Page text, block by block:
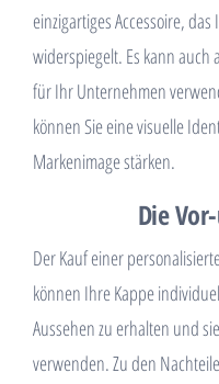
einzigartiges Accessoire,
widerspiegelt. Es kann
für Ihr Unternehmen
können Sie eine visuelle
Markenimage stärken.
Die
Der Kauf einer
können Ihre Kappe
Aussehen zu erhalten und
verwenden. Zu den